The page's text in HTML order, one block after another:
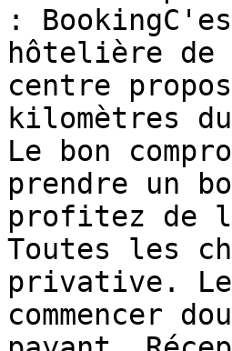
:
hôtelière
centre
kilomètres
Le bon
prendre un
profitez de
Toutes les
privative.
commencer